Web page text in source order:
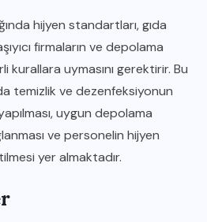
hijyen standartları, gıda
firmaların ve depolama
kurallara uymasını gerektirir. Bu
temizlik ve dezenfeksiyonun
uygun depolama
ve personelin hijyen
yer almaktadır.